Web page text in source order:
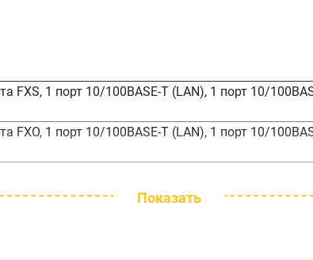
FXS, 1 порт 10/100BASE-T (LAN), 1 порт 10/
FXO, 1 порт 10/100BASE-T (LAN), 1 порт 10/
предназначен для передачи речи и
Показать